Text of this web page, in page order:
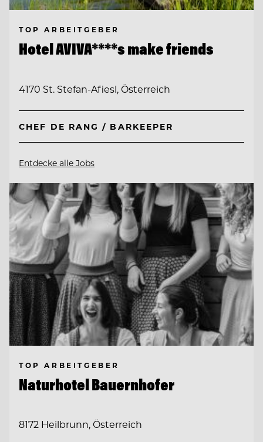
TOP ARBEITGEBER
Hotel AVIVA****s make friends
4170 St. Stefan-Afiesl, Österreich
CHEF DE RANG / BARKEEPER
Entdecke alle Jobs
TOP ARBEITGEBER
Naturhotel Bauernhofer
8172 Heilbrunn, Österreich